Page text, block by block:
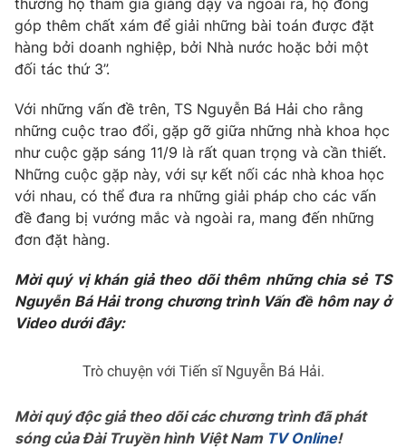
thường họ tham gia giảng dạy và ngoài ra, họ đóng
góp thêm chất xám để giải những bài toán được đặt
hàng bởi doanh nghiệp, bởi Nhà nước hoặc bởi một
đối tác thứ 3”.
Với những vấn đề trên, TS Nguyễn Bá Hải cho rằng
những cuộc trao đổi, gặp gỡ giữa những nhà khoa học
như cuộc gặp sáng 11/9 là rất quan trọng và cần thiết.
Những cuộc gặp này, với sự kết nối các nhà khoa học
với nhau, có thể đưa ra những giải pháp cho các vấn
đề đang bị vướng mắc và ngoài ra, mang đến những
đơn đặt hàng.
Mời quý vị khán giả theo dõi thêm những chia sẻ TS
Nguyễn Bá Hải trong chương trình Vấn đề hôm nay ở
Video dưới đây:
Trò chuyện với Tiến sĩ Nguyễn Bá Hải.
Mời quý độc giả theo dõi các chương trình đã phát
sóng của Đài Truyền hình Việt Nam TV Online!